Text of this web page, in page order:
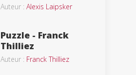
Auteur : Alexis Laipsker
Puzzle - Franck
Thilliez
Auteur : Franck Thilliez